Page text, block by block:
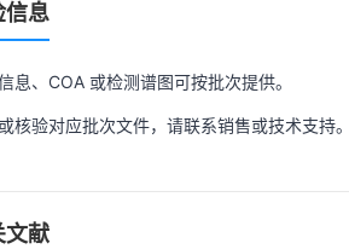
信息
息、COA 或检测谱图可按批次提供。
核验对应批次文件，请联系销售或技术支持
文献